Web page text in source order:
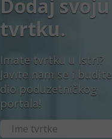
Dodaj svoju
tvrtku.
Imate tvrtku u Istri?
Javite nam se i budite
dio poduzetničkog
portala!